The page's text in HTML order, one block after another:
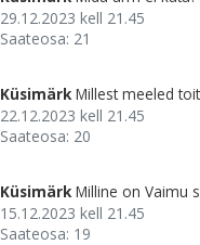
29.12.2023 kell 21.45
Saateosa: 21
Küsimärk Millest meeled
22.12.2023 kell 21.45
Saateosa: 20
Küsimärk Milline on Vaimu
15.12.2023 kell 21.45
Saateosa: 19